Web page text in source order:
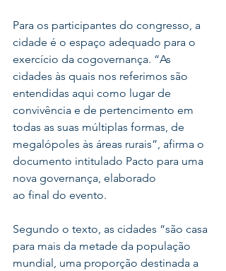
Para os participantes do congresso, a
cidade é o espaço adequado para o
exercício da cogovernança. “As
cidades às quais nos referimos são
entendidas aqui como lugar de
convivência e de pertencimento em
todas as suas múltiplas formas, de
megalópoles às áreas rurais”, afirma o
documento intitulado Pacto para uma
nova governança, elaborado
ao final do evento.
Segundo o texto, as cidades “são casa
para mais da metade da população
mundial, uma proporção destinada a